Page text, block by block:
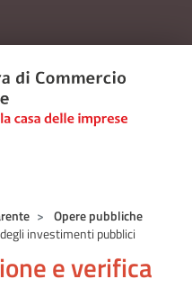
Opere pubbliche
investimenti pubblici
e verifica